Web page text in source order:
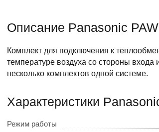
Описание Panasonic
Комплект для подключения к
температуре воздуха со стороны входа
несколько комплектов одной системе.
Характеристики
Режим работы